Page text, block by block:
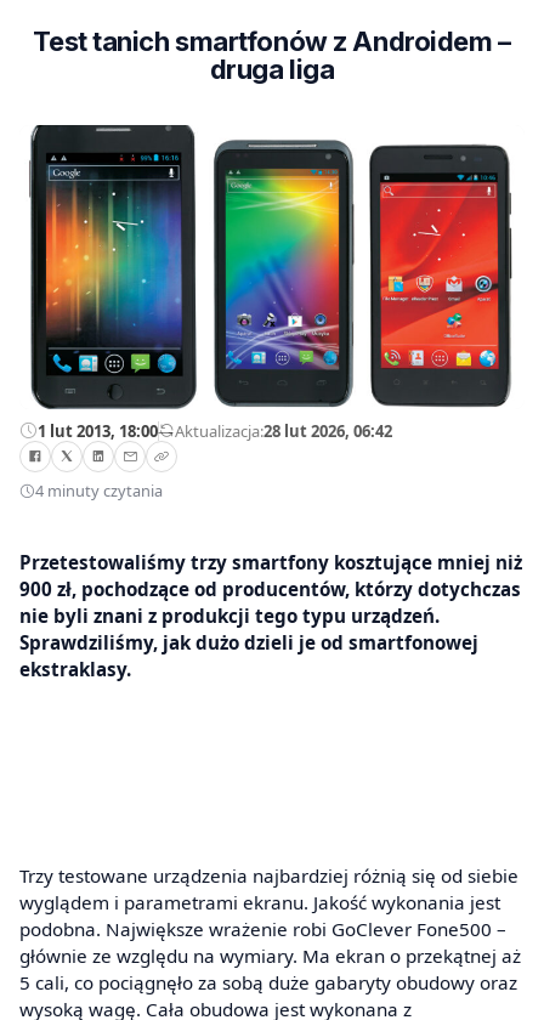
Test tanich smartfonów z Androidem –
druga liga
1 lut 2013, 18:00—Aktualizacja:28 lut 2026, 06:42
4 minuty czytania
Przetestowaliśmy trzy smartfony kosztujące mniej niż
900 zł, pochodzące od producentów, którzy dotychczas
nie byli znani z produkcji tego typu urządzeń.
Sprawdziliśmy, jak dużo dzieli je od smartfonowej
ekstraklasy.
Trzy testowane urządzenia najbardziej różnią się od siebie
wyglądem i parametrami ekranu. Jakość wykonania jest
podobna. Największe wrażenie robi GoClever Fone500 –
głównie ze względu na wymiary. Ma ekran o przekątnej aż
5 cali, co pociągnęło za sobą duże gabaryty obudowy oraz
wysoką wagę. Cała obudowa jest wykonana z